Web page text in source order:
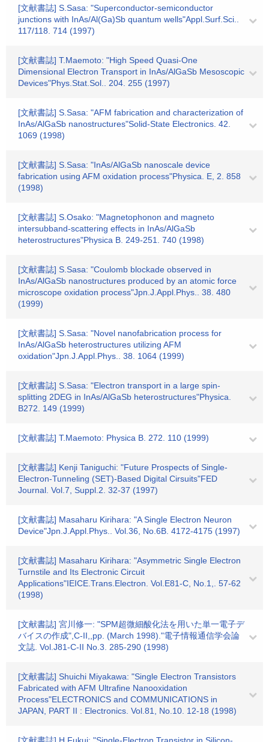
[文献書誌] S.Sasa: "Superconductor-semiconductor
junctions with InAs/Al(Ga)Sb quantum wells"Appl.Surf.Sci..
117/118. 714 (1997)
[文献書誌] T.Maemoto: "High Speed Quasi-One
Dimensional Electron Transport in InAs/AlGaSb Mesoscopic
Devices"Phys.Stat.Sol.. 204. 255 (1997)
[文献書誌] S.Sasa: "AFM fabrication and characterization of
InAs/AlGaSb nanostructures"Solid-State Electronics. 42.
1069 (1998)
[文献書誌] S.Sasa: "InAs/AlGaSb nanoscale device
fabrication using AFM oxidation process"Physica. E, 2. 858
(1998)
[文献書誌] S.Osako: "Magnetophonon and magneto
intersubband-scattering effects in InAs/AlGaSb
heterostructures"Physica B. 249-251. 740 (1998)
[文献書誌] S.Sasa: "Coulomb blockade observed in
InAs/AlGaSb nanostructures produced by an atomic force
microscope oxidation process"Jpn.J.Appl.Phys.. 38. 480
(1999)
[文献書誌] S.Sasa: "Novel nanofabrication process for
InAs/AlGaSb heterostructures utilizing AFM
oxidation"Jpn.J.Appl.Phys.. 38. 1064 (1999)
[文献書誌] S.Sasa: "Electron transport in a large spin-
splitting 2DEG in InAs/AlGaSb heterostructures"Physica.
B272. 149 (1999)
[文献書誌] T.Maemoto: Physica B. 272. 110 (1999)
[文献書誌] Kenji Taniguchi: "Future Prospects of Single-
Electron-Tunneling (SET)-Based Digital Cirsuits"FED
Journal. Vol.7, Suppl.2. 32-37 (1997)
[文献書誌] Masaharu Kirihara: "A Single Electron Neuron
Device"Jpn.J.Appl.Phys.. Vol.36, No.6B. 4172-4175 (1997)
[文献書誌] Masaharu Kirihara: "Asymmetric Single Electron
Turnstile and Its Electronic Circuit
Applications"IEICE.Trans.Electron. Vol.E81-C, No.1,. 57-62
(1998)
[文献書誌] 宮川修一: "SPM超微細酸化法を用いた単一電子デ
バイスの作成",C-II,,pp. (March 1998)."電子情報通信学会論
文誌. Vol.J81-C-II No.3. 285-290 (1998)
[文献書誌] Shuichi Miyakawa: "Single Electron Transistors
Fabricated with AFM Ultrafine Nanooxidation
Process"ELECTRONICS and COMMUNICATIONS in
JAPAN, PART II : Electronics. Vol.81, No.10. 12-18 (1998)